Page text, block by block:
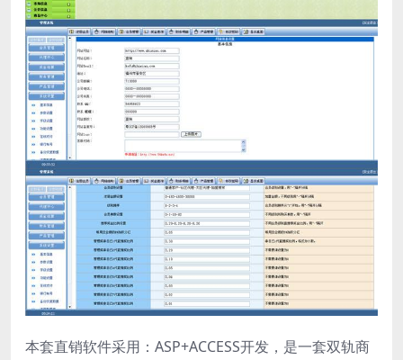
本套直销软件采用：ASP+ACCESS开发，是一套双轨商